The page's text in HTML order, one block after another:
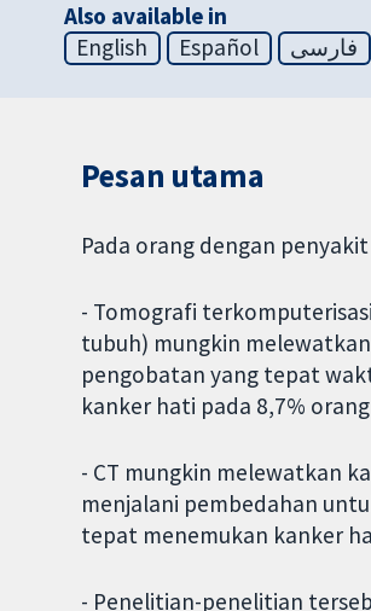
Also available in
English
Español فارسی
Pesan utama
Pada orang dengan
- Tomografi
tubuh) mungkin
pengobatan yang tepat
kanker hati pada 8,7%
- CT mungkin melewatkan
menjalani pembedahan
tepat menemukan kanker
- Penelitian-penelitian